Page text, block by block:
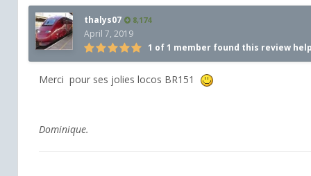
thalys07 8,174
April 7, 2019
1 of 1 member found this review
Merci pour ses jolies locos BR151
Dominique.